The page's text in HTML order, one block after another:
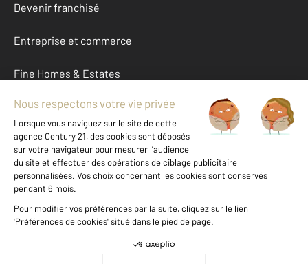
Devenir franchisé
Entreprise et commerce
Fine Homes & Estates
À propos
International
Nous contacter
Données personnelles